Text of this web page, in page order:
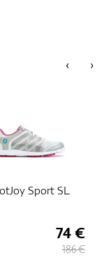
‹ ›
FootJoy Fuel Women
90 €